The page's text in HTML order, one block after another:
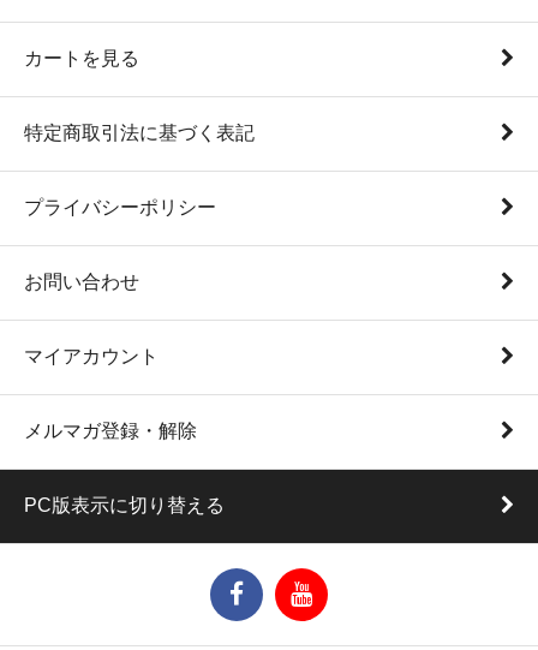
カートを見る
特定商取引法に基づく表記
プライバシーポリシー
お問い合わせ
マイアカウント
メルマガ登録・解除
PC版表示に切り替える